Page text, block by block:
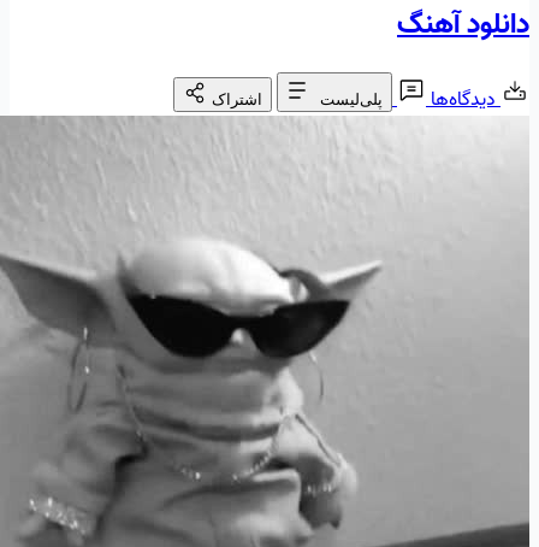
دانلود آهنگ
دیدگاه‌ها پلی‌لیست اشتراک